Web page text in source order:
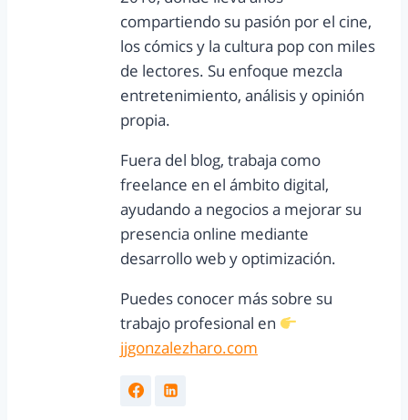
compartiendo su pasión por el cine,
los cómics y la cultura pop con miles
de lectores. Su enfoque mezcla
entretenimiento, análisis y opinión
propia.
Fuera del blog, trabaja como
freelance en el ámbito digital,
ayudando a negocios a mejorar su
presencia online mediante
desarrollo web y optimización.
Puedes conocer más sobre su
trabajo profesional en
jjgonzalezharo.com